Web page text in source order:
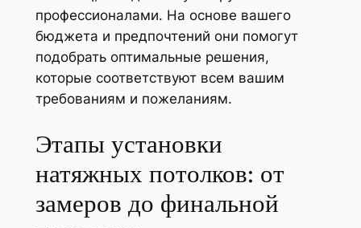
профессионалами. На основе вашего
бюджета и предпочтений они помогут
подобрать оптимальные решения,
которые соответствуют всем вашим
требованиям и пожеланиям.
Этапы установки
натяжных потолков: от
замеров до финальной